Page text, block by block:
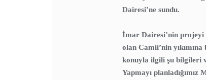
Dairesi’ne sundu.
İmar Dairesi’nin projeyi
olan Camii’nin
konuyla ilgili şu bilgileri
Yapmayı